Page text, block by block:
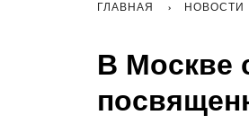
ГЛАВНАЯ НОВОСТИ
В Москве